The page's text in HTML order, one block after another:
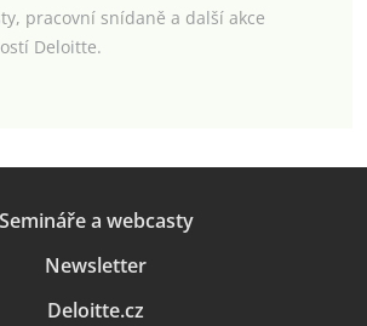
pracovní snídaně a další akce
Deloitte.
Semináře a webcasty
Newsletter
Deloitte.cz